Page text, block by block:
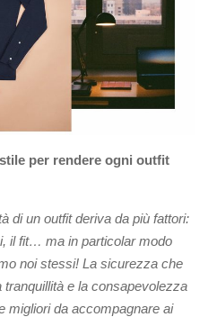
per rendere ogni outfit
di un outfit deriva da più fattori:
il fit… ma in particolar modo
noi stessi! La sicurezza che
e la consapevolezza
migliori da accompagnare ai